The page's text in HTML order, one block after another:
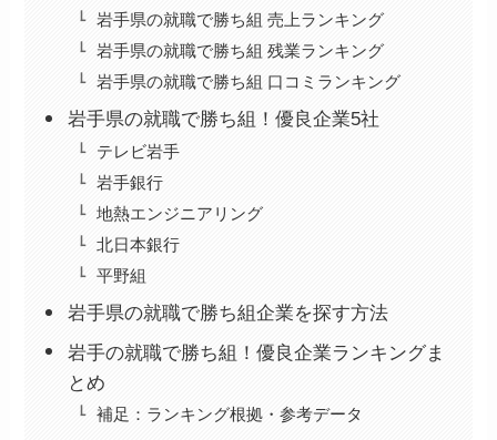
岩手県の就職で勝ち組 売上ランキング
岩手県の就職で勝ち組 残業ランキング
岩手県の就職で勝ち組 口コミランキング
岩手県の就職で勝ち組！優良企業5社
テレビ岩手
岩手銀行
地熱エンジニアリング
北日本銀行
平野組
岩手県の就職で勝ち組企業を探す方法
岩手の就職で勝ち組！優良企業ランキングま
とめ
補足：ランキング根拠・参考データ